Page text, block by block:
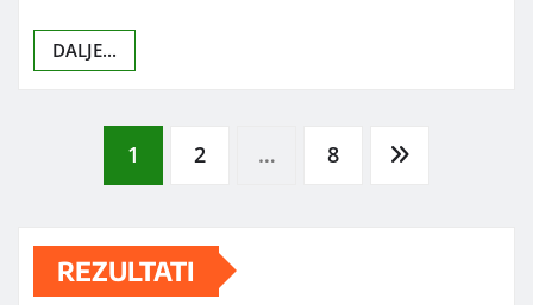
DALJE...
Posts
pagination
1 2 … 8
REZULTATI